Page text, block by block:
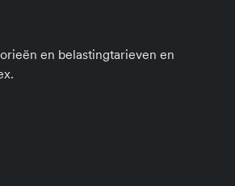
en belastingtarieven en